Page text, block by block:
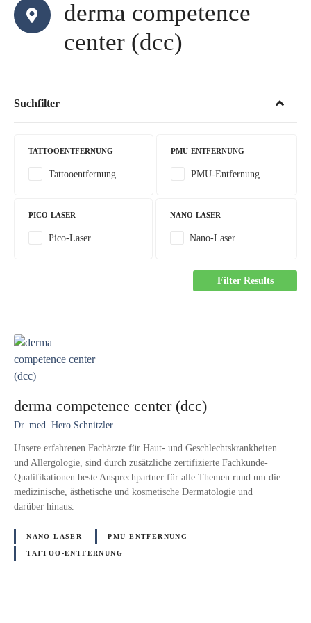
derma competence
center (dcc)
Suchfilter
TATTOOENTFERNUNG
Tattooentfernung
PMU-ENTFERNUNG
PMU-Entfernung
PICO-LASER
Pico-Laser
NANO-LASER
Nano-Laser
Filter Results
derma competence center (dcc)
Dr. med. Hero Schnitzler
Unsere erfahrenen Fachärzte für Haut- und Geschlechtskrankheiten
und Allergologie, sind durch zusätzliche zertifizierte Fachkunde-
Qualifikationen beste Ansprechpartner für alle Themen rund um die
medizinische, ästhetische und kosmetische Dermatologie und
darüber hinaus.
NANO-LASER PMU-ENTFERNUNG
TATTOO-ENTFERNUNG